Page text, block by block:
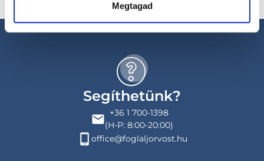
Megtagad
Segíthetünk?
+36 1 700-1398
(H-P: 8:00-20:00)
office@foglaljorvost.hu